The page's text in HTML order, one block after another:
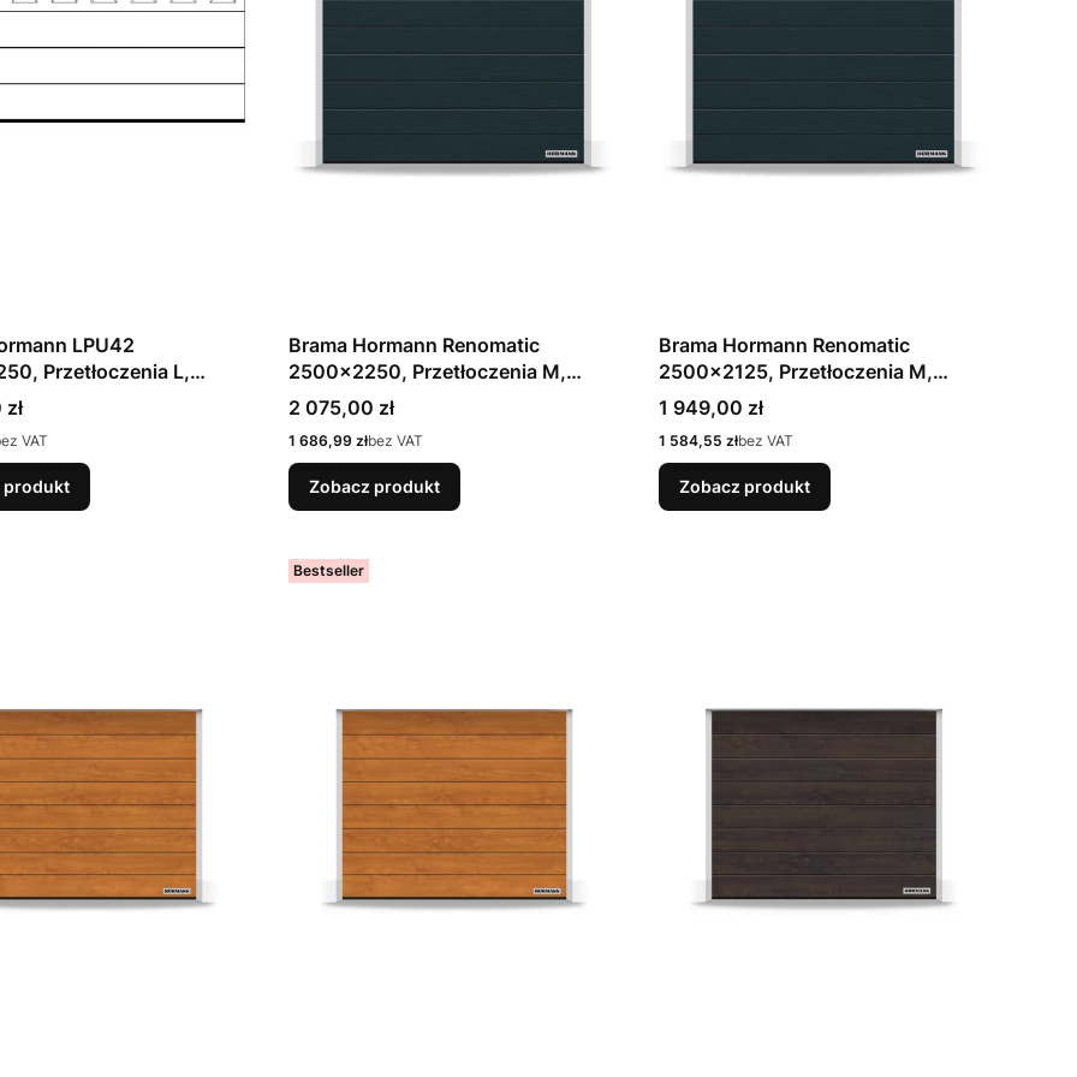
LPU42
Przetłoczenia L,
kolor biały 9016,
N + okna S2
VAT
produkt
Brama Hormann Renomatic
2500x2250, Przetłoczenia M,
Woodgrain, kolor antracytowy RAL
7016 / OCYNK + Prowadzenie Z
Cena
2 075,00 zł
Cena
1 686,99 złbez VAT
Zobacz produkt
Brama Hormann Renomatic
2500x2125, Przetłoczenia M,
Woodgrain, kolor antracytowy RAL
7016 / OCYNK + Prowadzenie Z
Cena
1 949,00 zł
Cena
1 584,55 złbez VAT
Zobacz produkt
Bestseller